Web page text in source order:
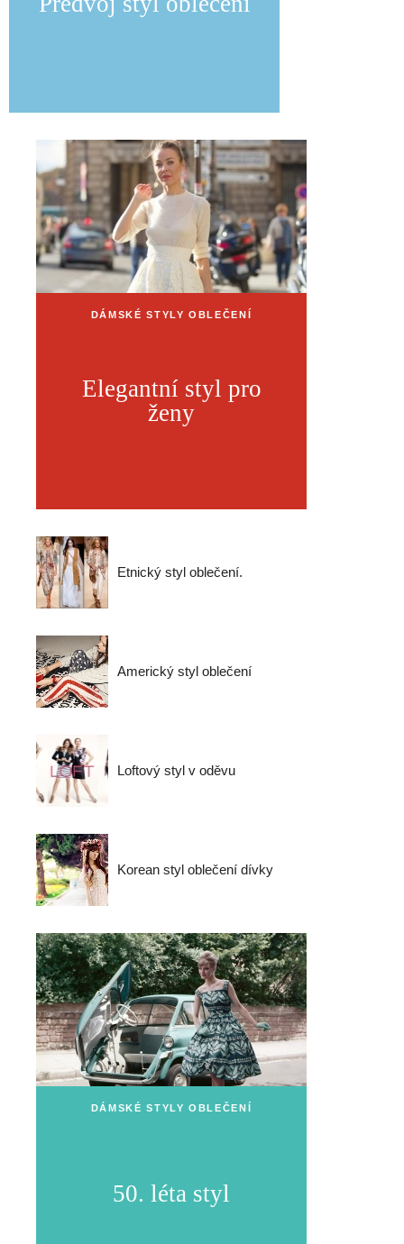
DÁMSKÉ STYLY OBLEČENÍ
Elegantní styl pro
ženy
Etnický styl oblečení.
Americký styl oblečení
Loftový styl v oděvu
Korean styl oblečení dívky
DÁMSKÉ STYLY OBLEČENÍ
50. léta styl